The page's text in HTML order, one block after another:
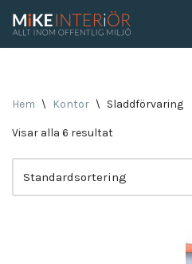
Hem \ Kontor \ Sladdförvaring
Visar alla 6 resultat